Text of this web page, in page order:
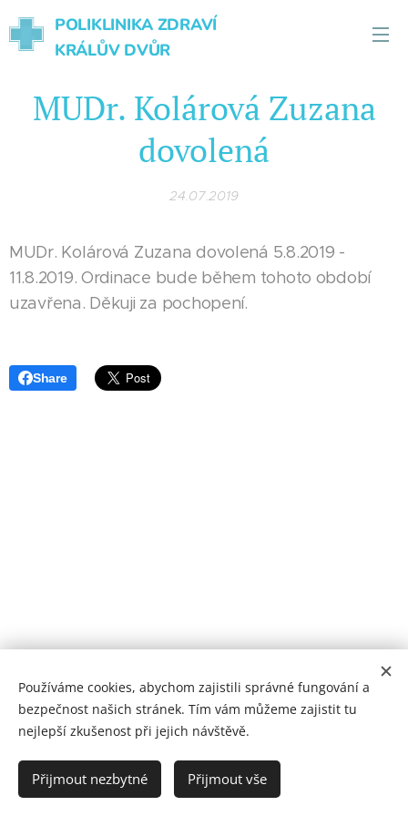
POLIKLINIKA ZDRAVÍ
KRÁLŮV DVŮR
MUDr. Kolárová Zuzana
dovolená
24.07.2019
MUDr. Kolárová Zuzana dovolená 5.8.2019 -
11.8.2019. Ordinace bude během tohoto období
uzavřena. Děkuji za pochopení.
Share
Poliklinika Králův Dvůr | Jsme tu pro vaše zdraví
BH MED s.r.o. ® 2025
Cookies
Používáme cookies, abychom zajistili správné fungování a
bezpečnost našich stránek. Tím vám můžeme zajistit tu
nejlepší zkušenost při jejich návštěvě.
Přijmout nezbytné Přijmout vše